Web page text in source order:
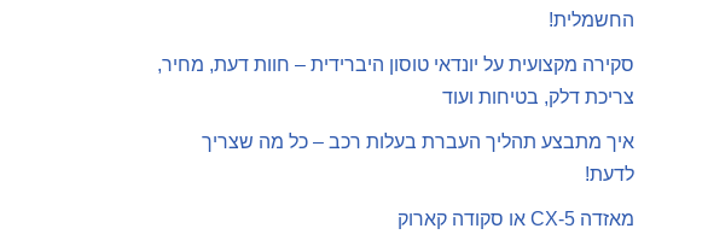
החשמלית!
סקירה מקצועית על יונדאי טוסון היברידית – חוות דעת, מחיר,
צריכת דלק, בטיחות ועוד
איך מתבצע תהליך העברת בעלות רכב – כל מה שצריך
לדעת!
מאזדה CX-5 או סקודה קארוק